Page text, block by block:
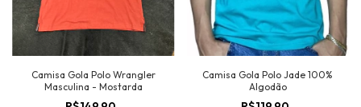
Camisa Gola Polo Wrangler
Masculina - Mostarda
Camisa Gola Polo Jade 100%
Algodão